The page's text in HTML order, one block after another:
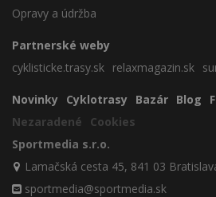
Opravy a údržba
Partnerské weby
cyklisticke.trasy.sk relaxmagazin.sk
Novinky Cyklotrasy Bazár Blog
Nezaradené
Cookies
Sportmedia s.r.o.
Lamačská cesta 45, 841 03
sportmedia@sportmedia.sk